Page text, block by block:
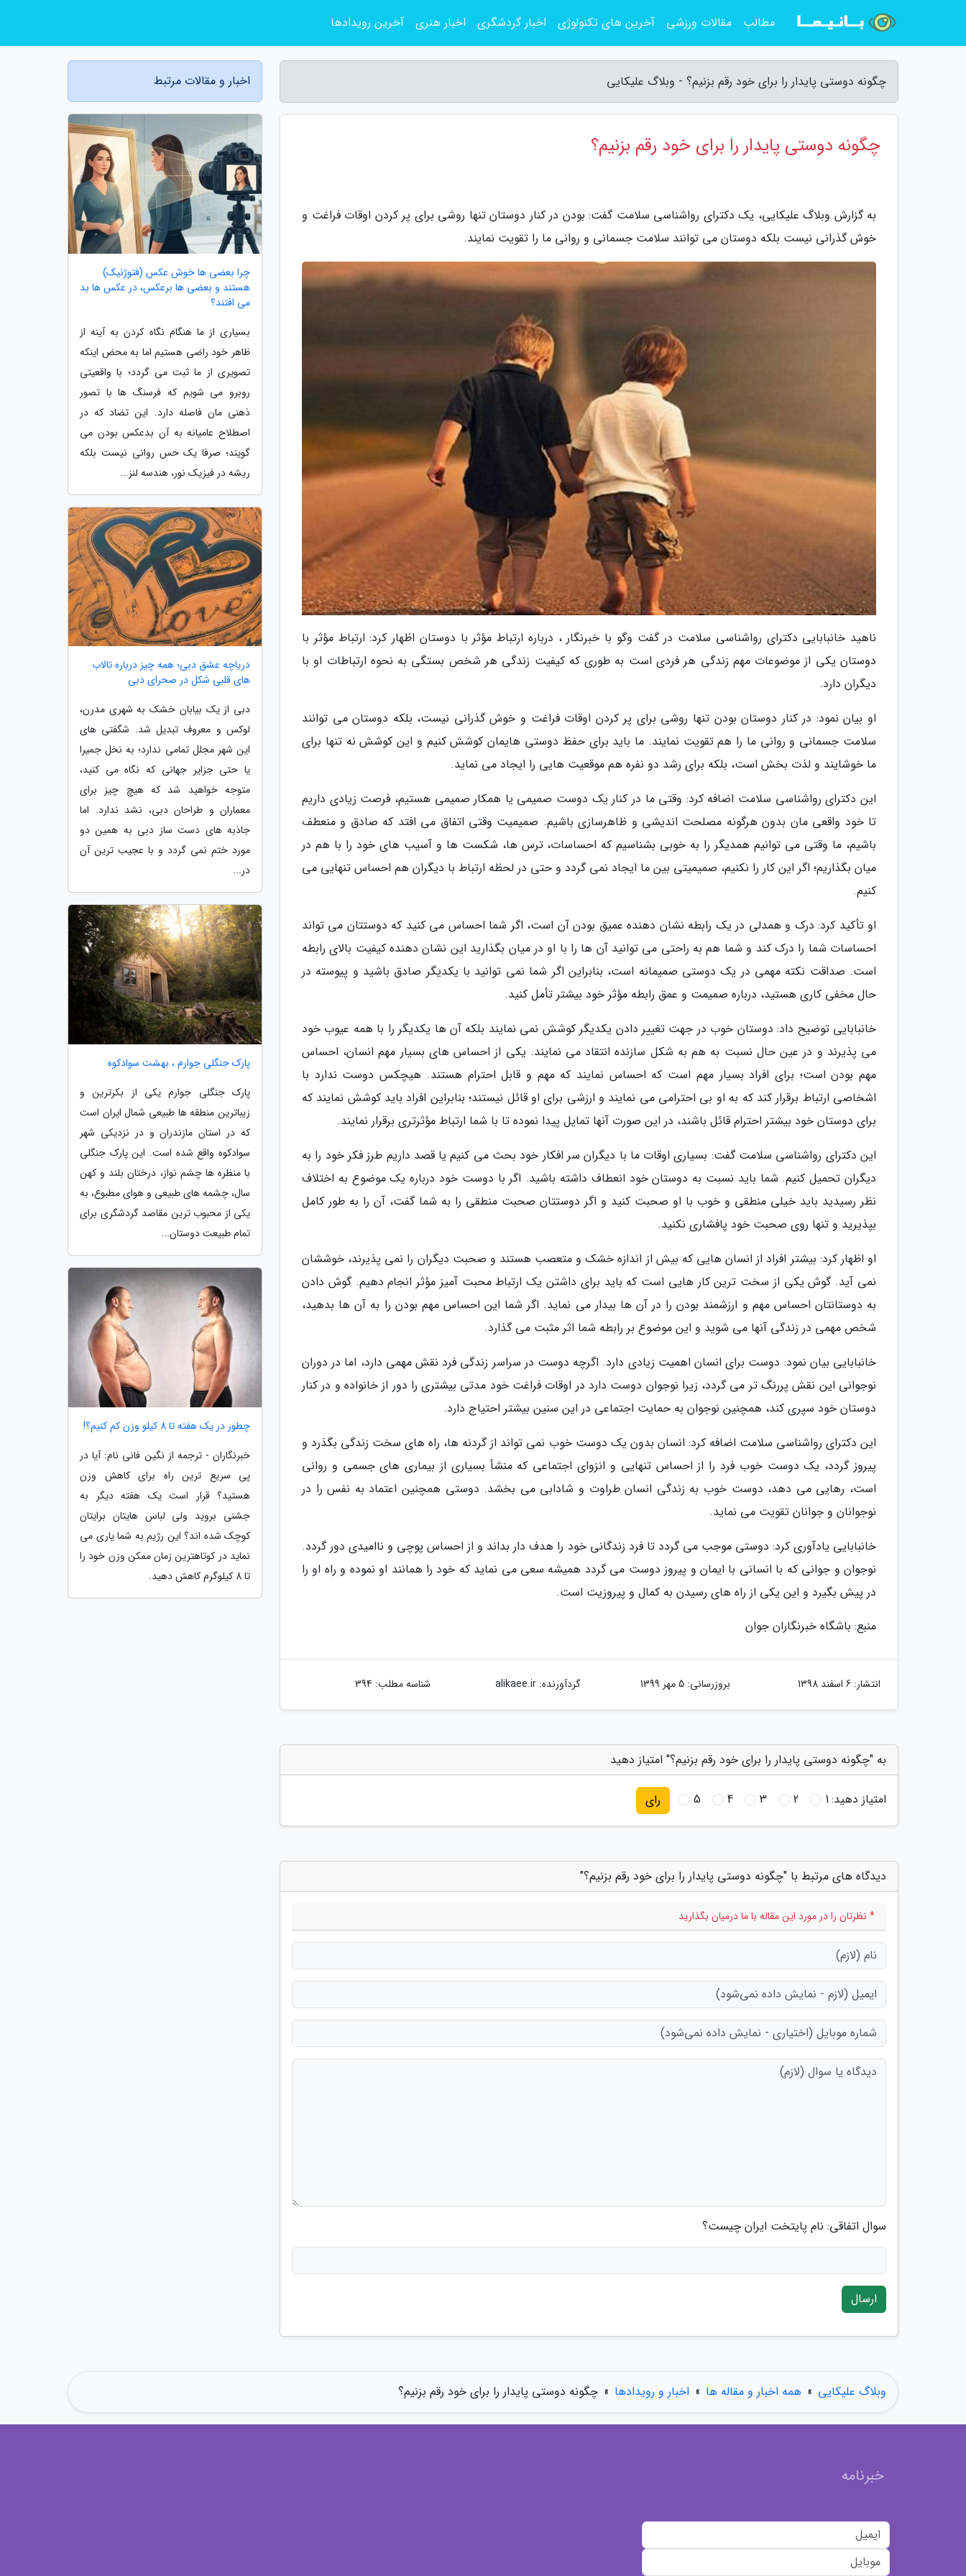
چگونه دوستی پایدار را برای خود رقم بزنیم؟ - وبلاگ علیکایی
چگونه دوستی پایدار را برای خود رقم بزنیم؟
به گزارش وبلاگ علیکایی، یک دکترای رواشناسی سلامت گفت: بودن در کنار دوستان تنها روشی برای پر کردن اوقات فراغت و
خوش گذرانی نیست بلکه دوستان می توانند سلامت جسمانی و روانی ما را تقویت نمایند.
ناهید خانبابایی دکترای رواشناسی سلامت در گفت وگو با خبرنگار ، درباره ارتباط مؤثر با دوستان اظهار کرد: ارتباط مؤثر با
دوستان یکی از موضوعات مهم زندگی هر فردی است به طوری که کیفیت زندگی هر شخص بستگی به نحوه ارتباطات او با
دیگران دارد.
او بیان نمود: در کنار دوستان بودن تنها روشی برای پر کردن اوقات فراغت و خوش گذرانی نیست، بلکه دوستان می توانند
سلامت جسمانی و روانی ما را هم تقویت نمایند. ما باید برای حفظ دوستی هایمان کوشش کنیم و این کوشش نه تنها برای
ما خوشایند و لذت بخش است، بلکه برای رشد دو نفره هم موقعیت هایی را ایجاد می نماید.
این دکترای رواشناسی سلامت اضافه کرد: وقتی ما در کنار یک دوست صمیمی یا همکار صمیمی هستیم، فرصت زیادی داریم
تا خود واقعی مان بدون هرگونه مصلحت اندیشی و ظاهرسازی باشیم. صمیمیت وقتی اتفاق می افتد که صادق و منعطف
باشیم، ما وقتی می توانیم همدیگر را به خوبی بشناسیم که احساسات، ترس ها، شکست ها و آسیب های خود را با هم در
میان بگذاریم؛ اگر این کار را نکنیم، صمیمیتی بین ما ایجاد نمی گردد و حتی در لحظه ارتباط با دیگران هم احساس تنهایی می
کنیم.
او تأکید کرد: درک و همدلی در یک رابطه نشان دهنده عمیق بودن آن است، اگر شما احساس می کنید که دوستتان می تواند
احساسات شما را درک کند و شما هم به راحتی می توانید آن ها را با او در میان بگذارید این نشان دهنده کیفیت بالای رابطه
است. صداقت نکته مهمی در یک دوستی صمیمانه است، بنابراین اگر شما نمی توانید با یکدیگر صادق باشید و پیوسته در
حال مخفی کاری هستید، درباره صمیمت و عمق رابطه مؤثر خود بیشتر تأمل کنید.
خانبابایی توضیح داد: دوستان خوب در جهت تغییر دادن یکدیگر کوشش نمی نمایند بلکه آن ها یکدیگر را با همه عیوب خود
می پذیرند و در عین حال نسبت به هم به شکل سازنده انتقاد می نمایند. یکی از احساس های بسیار مهم انسان، احساس
مهم بودن است؛ برای افراد بسیار مهم است که احساس نمایند که مهم و قابل احترام هستند. هیچکس دوست ندارد با
اشخاصی ارتباط برقرار کند که به او بی احترامی می نمایند و ارزشی برای او قائل نیستند؛ بنابراین افراد باید کوشش نمایند که
برای دوستان خود بیشتر احترام قائل باشند، در این صورت آنها تمایل پیدا نموده تا با شما ارتباط مؤثرتری برقرار نمایند.
این دکترای رواشناسی سلامت گفت: بسیاری اوقات ما با دیگران سر افکار خود بحث می کنیم یا قصد داریم طرز فکر خود را به
دیگران تحمیل کنیم. شما باید نسبت به دوستان خود انعطاف داشته باشید. اگر با دوست خود درباره یک موضوع به اختلاف
نظر رسیدید باید خیلی منطقی و خوب با او صحبت کنید و اگر دوستتان صحبت منطقی را به شما گفت، آن را به طور کامل
بپذیرید و تنها روی صحبت خود پافشاری نکنید.
او اظهار کرد: بیشتر افراد از انسان هایی که بیش از اندازه خشک و متعصب هستند و صحبت دیگران را نمی پذیرند، خوششان
نمی آید. گوش یکی از سخت ترین کار هایی است که باید برای داشتن یک ارتباط محبت آمیز مؤثر انجام دهیم. گوش دادن
به دوستانتان احساس مهم و ارزشمند بودن را در آن ها بیدار می نماید. اگر شما این احساس مهم بودن را به آن ها بدهید،
شخص مهمی در زندگی آنها می شوید و این موضوع بر رابطه شما اثر مثبت می گذارد.
خانبابایی بیان نمود: دوست برای انسان اهمیت زیادی دارد. اگرچه دوست در سراسر زندگی فرد نقش مهمی دارد، اما در دوران
نوجوانی این نقش پررنگ تر می گردد، زیرا نوجوان دوست دارد در اوقات فراغت خود مدتی بیشتری را دور از خانواده و در کنار
دوستان خود سپری کند، همچنین نوجوان به حمایت اجتماعی در این سنین بیشتر احتیاج دارد.
این دکترای رواشناسی سلامت اضافه کرد: انسان بدون یک دوست خوب نمی تواند از گردنه ها، راه های سخت زندگی بگذرد و
پیروز گردد، یک دوست خوب فرد را از احساس تنهایی و انزوای اجتماعی که منشأ بسیاری از بیماری های جسمی و روانی
است، رهایی می دهد، دوست خوب به زندگی انسان طراوت و شادابی می بخشد. دوستی همچنین اعتماد به نفس را در
نوجوانان و جوانان تقویت می نماید.
خانبابایی یادآوری کرد: دوستی موجب می گردد تا فرد زندگانی خود را هدف دار بداند و از احساس پوچی و ناامیدی دور گردد.
نوجوان و جوانی که با انسانی با ایمان و پیروز دوست می گردد همیشه سعی می نماید که خود را همانند او نموده و راه او را
در پیش بگیرد و این یکی از راه های رسیدن به کمال و پیروزیت است.
منبع: باشگاه خبرنگاران جوان
انتشار: 6 اسفند 1398 بروزرسانی: 5 مهر 1399 گردآورنده:alikaee.ir شناسه مطلب: 394
به "چگونه دوستی پایدار را برای خود رقم بزنیم؟" امتیاز دهید
امتیاز دهید:1
2
3
4
5 رای
دیدگاه های مرتبط با "چگونه دوستی پایدار را برای خود رقم بزنیم؟"
* نظرتان را در مورد این مقاله با ما درمیان بگذارید
سوال اتفاقی: نام پایتخت ایران چیست؟
ارسال
اخبار و مقالات مرتبط
چرا بعضی ها خوش عکس (فتوژنیک)
هستند و بعضی ها برعکس، در عکس ها بد
می افتند؟
بسیاری از ما هنگام نگاه کردن به آینه از
ظاهر خود راضی هستیم اما به محض اینکه
تصویری از ما ثبت می گردد؛ با واقعیتی
روبرو می شویم که فرسنگ ها با تصور
ذهنی مان فاصله دارد. این تضاد که در
اصطلاح عامیانه به آن بدعکس بودن می
گویند؛ صرفا یک حس روانی نیست بلکه
ریشه در فیزیک نور، هندسه لنز...
دریاچه عشق دبی؛ همه چیز درباره تالاب
های قلبی شکل در صحرای دبی
دبی از یک بیابان خشک به شهری مدرن،
لوکس و معروف تبدیل شد. شگفتی های
این شهر مجلل تمامی ندارد؛ به نخل جمیرا
یا حتی جزایر جهانی که نگاه می کنید،
متوجه خواهید شد که هیچ چیز برای
معماران و طراحان دبی، نشد ندارد. اما
جاذبه های دست ساز دبی به همین دو
مورد ختم نمی گردد و با عجیب ترین آن
در...
پارک جنگلی جوارم ، بهشت سوادکوه
پارک جنگلی جوارم یکی از بکرترین و
زیباترین منطقه ها طبیعی شمال ایران است
که در استان مازندران و در نزدیکی شهر
سوادکوه واقع شده است. این پارک جنگلی
با منظره ها چشم نواز، درختان بلند و کهن
سال، چشمه های طبیعی و هوای مطبوع، به
یکی از محبوب ترین مقاصد گردشگری برای
تمام طبیعت دوستان...
چطور در یک هفته تا 8 کیلو وزن کم کنیم؟!
خبرنگاران - ترجمه از نگین فانی نام: آیا در
پی سریع ترین راه برای کاهش وزن
هستید؟ قرار است یک هفته دیگر به
جشنی بروید ولی لباس هایتان برایتان
کوچک شده اند؟ این رژیم به شما یاری می
نماید در کوتاهترین زمان ممکن وزن خود را
تا 8 کیلوگرم کاهش دهید.
وبلاگ علیکایی » همه اخبار و مقاله ها » اخبار و رویدادها » چگونه دوستی پایدار را برای خود رقم بزنیم؟
مطالب مقالات ورزشی آخرین های تکنولوژی اخبار گردشگری اخبار هنری آخرین رویدادها
خبرنامه